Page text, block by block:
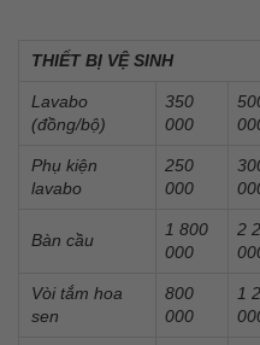
THIẾT BỊ VỆ SINH
Lavabo
(đồng/bộ)
350
000
Phụ kiện
lavabo
250
000
Bàn cầu
1 800
000
2
Vòi tắm hoa
sen
800
000
1